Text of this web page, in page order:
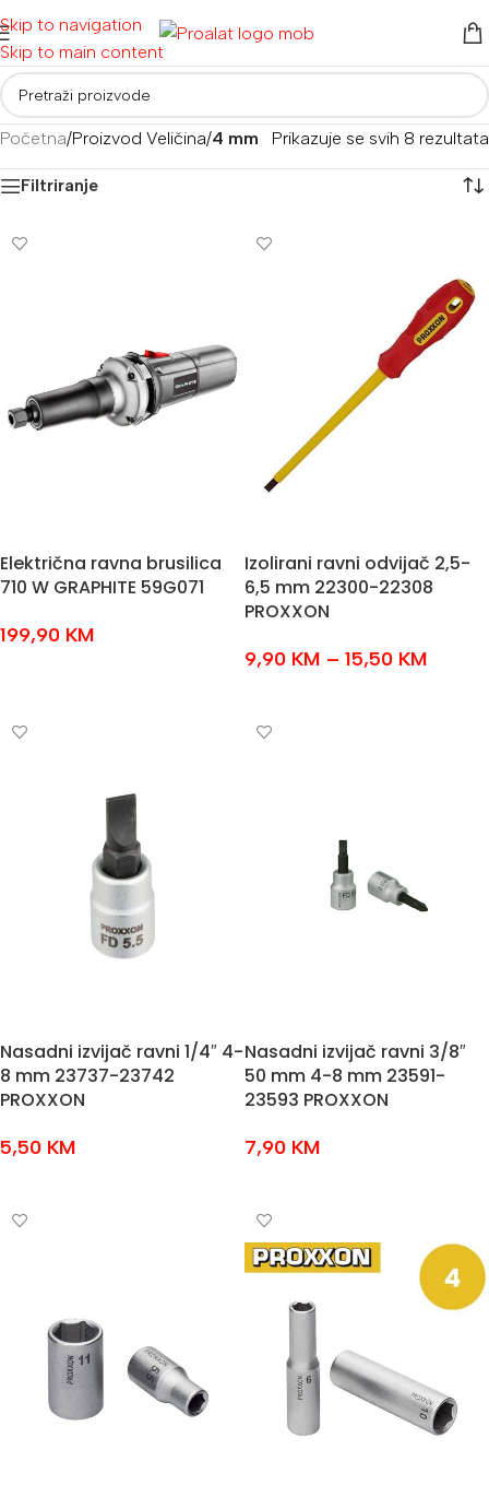
Skip to navigation
Skip to main content
Početna/Proizvod Veličina/4 mm Prikazuje se svih 8 rezultata
Filtriranje
Električna ravna brusilica
710 W GRAPHITE 59G071
199,90 KM
Izolirani ravni odvijač 2,5-
6,5 mm 22300-22308
PROXXON
9,90 KM – 15,50 KM
Nasadni izvijač ravni 1/4″ 4-
8 mm 23737-23742
PROXXON
5,50 KM
Nasadni izvijač ravni 3/8″
50 mm 4-8 mm 23591-
23593 PROXXON
7,90 KM